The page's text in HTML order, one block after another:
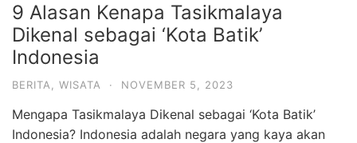
9 Alasan Kenapa Tasikmalaya
Dikenal sebagai ‘Kota Batik’
Indonesia
BERITA WISATA · NOVEMBER 5, 2023
Mengapa Tasikmalaya Dikenal sebagai ‘Kota Batik’
Indonesia? Indonesia adalah negara yang kaya akan